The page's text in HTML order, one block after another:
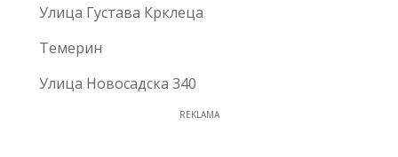
Улица Густава Крклеца
Темерин
Улица Новосадска 340
REKLAMA